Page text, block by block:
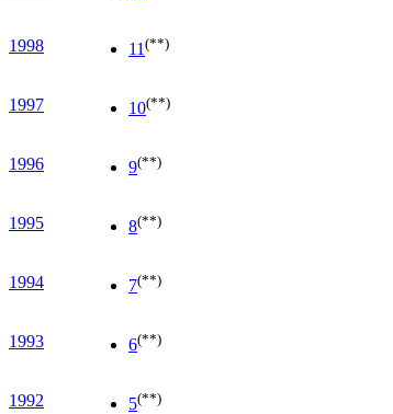
1998 11 (**)
1997 10(**)
1996 9(**)
1995 8(**)
1994 7(**)
1993 6(**)
1992 5(**)